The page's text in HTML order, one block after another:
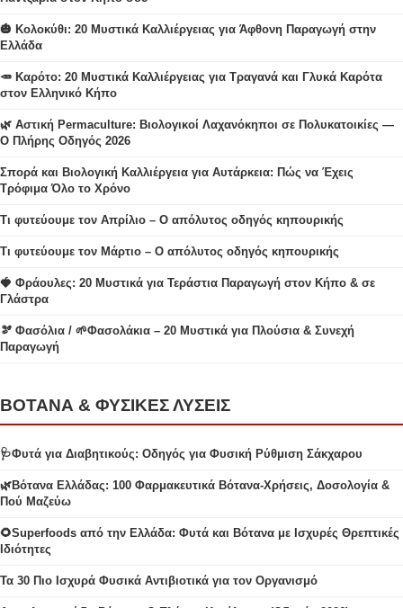
🎃 Κολοκύθι: 20 Μυστικά Καλλιέργειας για Άφθονη Παραγωγή στην
Ελλάδα
🥕 Καρότο: 20 Μυστικά Καλλιέργειας για Τραγανά και Γλυκά Καρότα
στον Ελληνικό Κήπο
🌿 Αστική Permaculture: Βιολογικοί Λαχανόκηποι σε Πολυκατοικίες —
Ο Πλήρης Οδηγός 2026
Σπορά και Βιολογική Καλλιέργεια για Αυτάρκεια: Πώς να Έχεις
Τρόφιμα Όλο το Χρόνο
Τι φυτεύουμε τον Απρίλιο – Ο απόλυτος οδηγός κηπουρικής
Τι φυτεύουμε τον Μάρτιο – Ο απόλυτος οδηγός κηπουρικής
🍓 Φράουλες: 20 Μυστικά για Τεράστια Παραγωγή στον Κήπο & σε
Γλάστρα
🫘 Φασόλια / 🌱Φασολάκια – 20 Μυστικά για Πλούσια & Συνεχή
Παραγωγή
ΒΟΤΑΝΑ & ΦΥΣΙΚΕΣ ΛΥΣΕΙΣ
🩺Φυτά για Διαβητικούς: Οδηγός για Φυσική Ρύθμιση Σάκχαρου
🌿Βότανα Ελλάδας: 100 Φαρμακευτικά Βότανα-Χρήσεις, Δοσολογία &
Πού Μαζεύω
🌻Superfoods από την Ελλάδα: Φυτά και Βότανα με Ισχυρές Θρεπτικές
Ιδιότητες
Τα 30 Πιο Ισχυρά Φυσικά Αντιβιοτικά για τον Οργανισμό